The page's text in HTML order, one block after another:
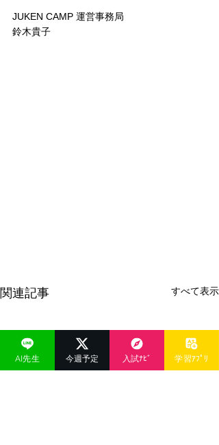
JUKEN CAMP 運営事務局
鈴木貴子
関連記事 すべて表示
AI先生 今週予定 入試ﾅﾋﾞ 学習ｱﾌﾟﾘ